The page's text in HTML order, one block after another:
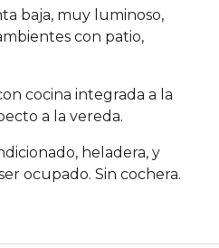
baja, muy luminoso,
con patio,
cocina integrada a la
a la vereda.
heladera, y
ocupado. Sin cochera.